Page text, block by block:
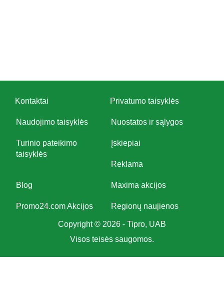
Kontaktai Privatumo taisyklės
Naudojimo taisyklės Nuostatos ir sąlygos
Turinio pateikimo
taisyklės
Įskiepiai
Reklama
Blog Maxima akcijos
Promo24.com Akcijos Regionų naujienos
Copyright © 2026 - Tipro, UAB
Visos teisės saugomos.